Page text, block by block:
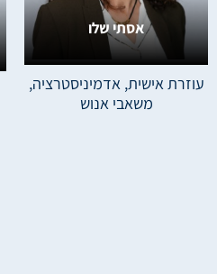
אסתי שלו
עוזרת אישית, אדמיניסטרציה,
משאבי אנוש